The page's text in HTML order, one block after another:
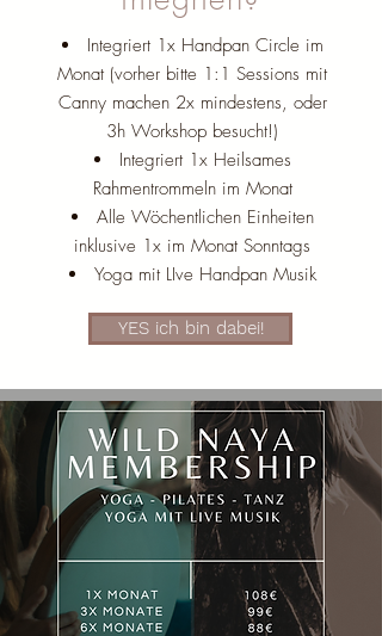
Integriert 1x Handpan Circle im
Monat (vorher bitte 1:1 Sessions mit
Canny machen 2x mindestens, oder
3h Workshop besucht!)
Integriert 1x Heilsames
Rahmentrommeln im Monat
Alle Wöchentlichen Einheiten
inklusive 1x im Monat Sonntags
Yoga mit LIve Handpan Musik
YES ich bin dabei!